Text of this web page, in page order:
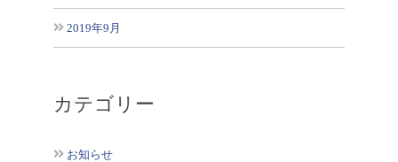
2019年9月
カテゴリー
お知らせ